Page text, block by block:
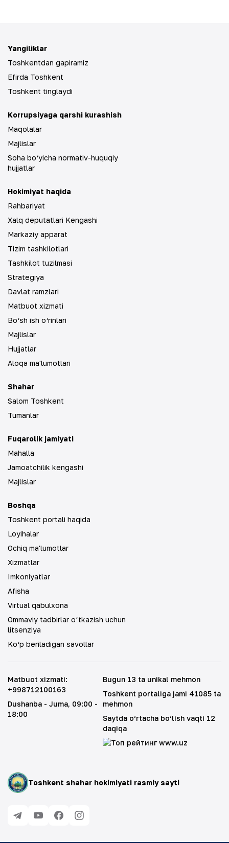
Yangiliklar
Toshkentdan gapiramiz
Efirda Toshkent
Toshkent tinglaydi
Korrupsiyaga qarshi kurashish
Maqolalar
Majlislar
Soha bo‘yicha normativ-huquqiy
hujjatlar
Hokimiyat haqida
Rahbariyat
Xalq deputatlari Kengashi
Markaziy apparat
Tizim tashkilotlari
Tashkilot tuzilmasi
Strategiya
Davlat ramzlari
Matbuot xizmati
Bo‘sh ish o‘rinlari
Majlislar
Hujjatlar
Aloqa ma'lumotlari
Shahar
Salom Toshkent
Tumanlar
Fuqarolik jamiyati
Mahalla
Jamoatchilik kengashi
Majlislar
Boshqa
Toshkent portali haqida
Loyihalar
Ochiq ma'lumotlar
Xizmatlar
Imkoniyatlar
Afisha
Virtual qabulxona
Ommaviy tadbirlar oʻtkazish uchun
litsenziya
Ko‘p beriladigan savollar
Toshkent shahar hokimiyati rasmiy sayti
Matbuot xizmati:
+998712100163
Dushanba - Juma, 09:00 -
18:00
Bugun 13 ta unikal mehmon
Toshkent portaliga jami 41085 ta
mehmon
Saytda o‘rtacha bo‘lish vaqti 12
daqiqa